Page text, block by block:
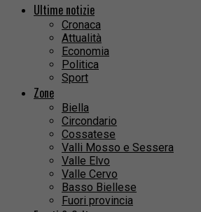
Ultime notizie
Cronaca
Attualità
Economia
Politica
Sport
Zone
Biella
Circondario
Cossatese
Valli Mosso e Sessera
Valle Elvo
Valle Cervo
Basso Biellese
Fuori provincia